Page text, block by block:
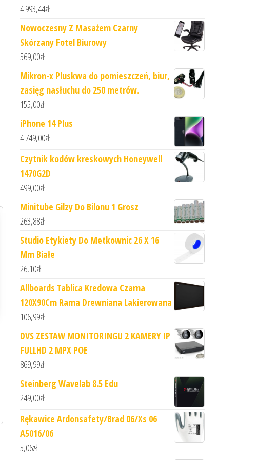
4 993,44zł
Nowoczesny Z Masażem Czarny
Skórzany Fotel Biurowy
569,00zł
Mikron-x Pluskwa do pomieszczeń, biur,
zasięg nasłuchu do 250 metrów.
155,00zł
iPhone 14 Plus
4 749,00zł
Czytnik kodów kreskowych Honeywell
1470G2D
499,00zł
Minitube Gilzy Do Bilonu 1 Grosz
263,88zł
Studio Etykiety Do Metkownic 26 X 16
Mm Białe
26,10zł
Allboards Tablica Kredowa Czarna
120X90Cm Rama Drewniana Lakierowana
106,99zł
DVS ZESTAW MONITORINGU 2 KAMERY IP
FULLHD 2 MPX POE
869,99zł
Steinberg Wavelab 8.5 Edu
249,00zł
Rękawice Ardonsafety/Brad 06/Xs 06
A5016/06
5,06zł